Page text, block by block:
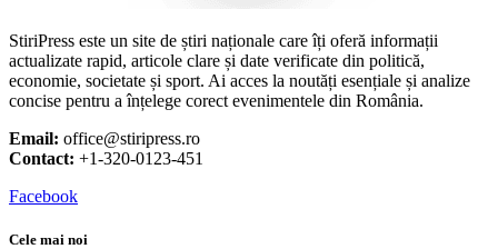
StiriPress este un site de știri naționale care îți oferă informații
actualizate rapid, articole clare și date verificate din politică,
economie, societate și sport. Ai acces la noutăți esențiale și analize
concise pentru a înțelege corect evenimentele din România.
Email: office@stiripress.ro
Contact: +1-320-0123-451
Facebook
Cele mai noi